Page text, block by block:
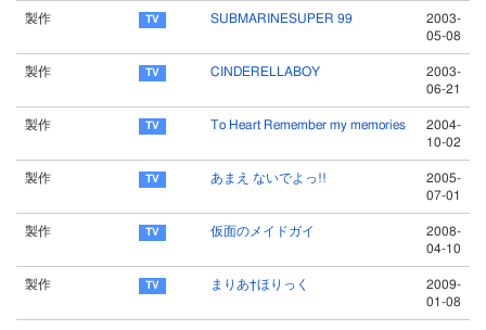
製作 SUBMARINESUPER 99
2003-
05-08
製作 CINDERELLABOY
2003-
06-21
製作 To Heart Remember my memories
2004-
10-02
製作 あまえ ないでよっ!!
2005-
07-01
製作 仮面のメイドガイ
2008-
04-10
製作 まりあ†ほりっく
2009-
01-08